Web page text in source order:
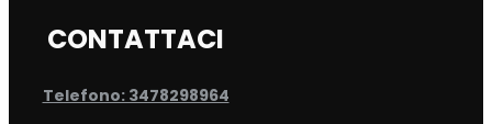
CONTATTACI
Telefono: 3478298964